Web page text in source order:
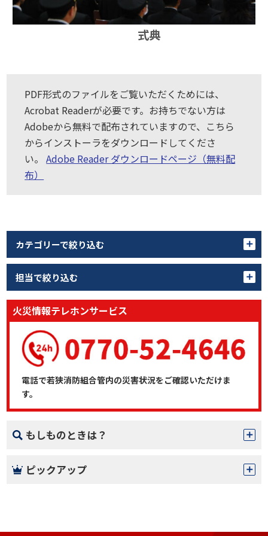
式典
PDF形式のファイルをご覧いただくためには、
Acrobat Readerが必要です。お持ちでない方は
Adobeから無料で配布されていますので、こちら
からインストーラをダウンロードしてくださ
い。Adobe Reader ダウンロードページ（無料配
布）
カテゴリーで絞り込む
担当で絞り込む
火災情報テレホンサービス
電話で若狭消防組合管内の災害状況をご確認いただけま
す。
もしものときは？
ピックアップ